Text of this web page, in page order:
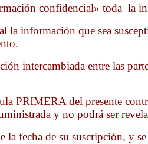
confidencial» toda la
la información que sea
intercambiada entre las
PRIMERA del presente
y no podrá ser
fecha de su suscripción, y